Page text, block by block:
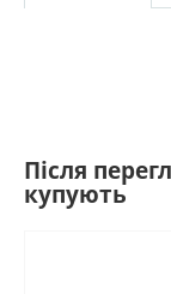
Після
купують